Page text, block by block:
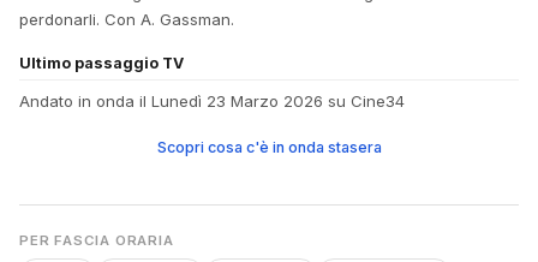
perdonarli. Con A. Gassman.
Ultimo passaggio TV
Andato in onda il Lunedì 23 Marzo 2026 su Cine34
Scopri cosa c'è in onda stasera
PER FASCIA ORARIA